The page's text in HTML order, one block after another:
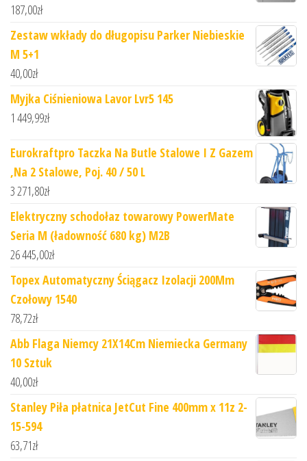
187,00zł
Zestaw wkłady do długopisu Parker Niebieskie
M 5+1
40,00zł
Myjka Ciśnieniowa Lavor Lvr5 145
1 449,99zł
Eurokraftpro Taczka Na Butle Stalowe I Z Gazem
,Na 2 Stalowe, Poj. 40 / 50 L
3 271,80zł
Elektryczny schodołaz towarowy PowerMate
Seria M (ładowność 680 kg) M2B
26 445,00zł
Topex Automatyczny Ściągacz Izolacji 200Mm
Czołowy 1540
78,72zł
Abb Flaga Niemcy 21X14Cm Niemiecka Germany
10 Sztuk
40,00zł
Stanley Piła płatnica JetCut Fine 400mm x 11z 2-
15-594
63,71zł